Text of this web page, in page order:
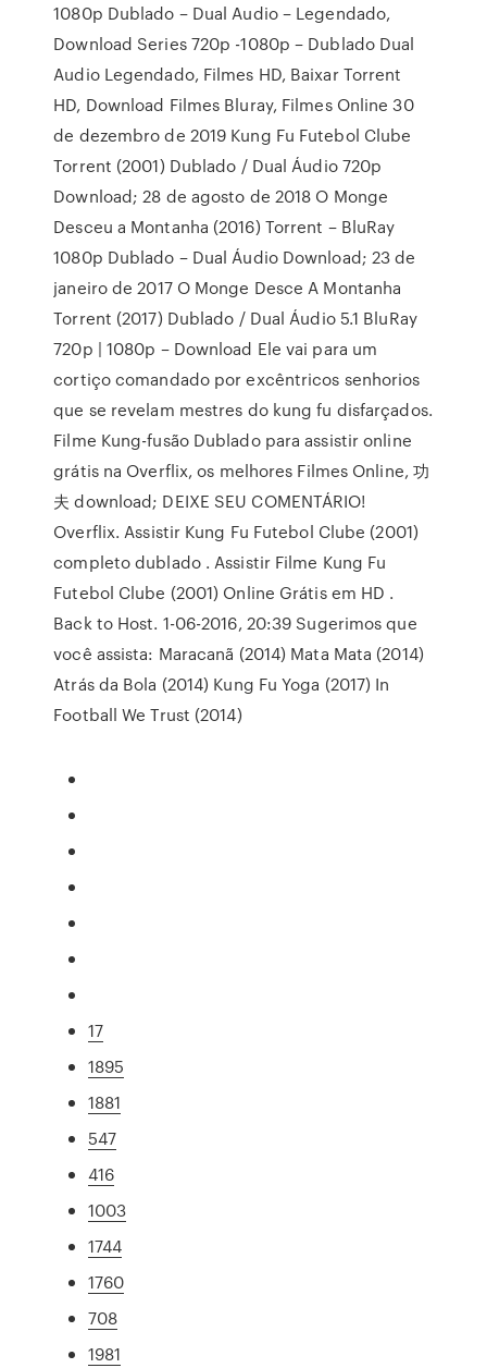
1080p Dublado – Dual Audio – Legendado,
Download Series 720p -1080p – Dublado Dual
Audio Legendado, Filmes HD, Baixar Torrent
HD, Download Filmes Bluray, Filmes Online 30
de dezembro de 2019 Kung Fu Futebol Clube
Torrent (2001) Dublado / Dual Áudio 720p
Download; 28 de agosto de 2018 O Monge
Desceu a Montanha (2016) Torrent – BluRay
1080p Dublado – Dual Áudio Download; 23 de
janeiro de 2017 O Monge Desce A Montanha
Torrent (2017) Dublado / Dual Áudio 5.1 BluRay
720p | 1080p – Download Ele vai para um
cortiço comandado por excêntricos senhorios
que se revelam mestres do kung fu disfarçados.
Filme Kung-fusão Dublado para assistir online
grátis na Overflix, os melhores Filmes Online, 功
夫 download; DEIXE SEU COMENTÁRIO!
Overflix. Assistir Kung Fu Futebol Clube (2001)
completo dublado . Assistir Filme Kung Fu
Futebol Clube (2001) Online Grátis em HD .
Back to Host. 1-06-2016, 20:39 Sugerimos que
você assista: Maracanã (2014) Mata Mata (2014)
Atrás da Bola (2014) Kung Fu Yoga (2017) In
Football We Trust (2014)
17
1895
1881
547
416
1003
1744
1760
708
1981